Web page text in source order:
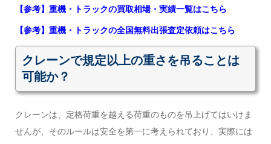
【参考】重機・トラックの買取相場・実績一覧はこちら
【参考】重機・トラックの全国無料出張査定依頼はこちら
クレーンで規定以上の重さを吊ることは
可能か？
クレーンは、定格荷重を越える荷重のものを吊上げてはいけま
せんが、そのルールは安全を第一に考えられており、実際には